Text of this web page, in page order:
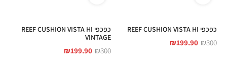
כפכפי REEF CUSHION VISTA HI
₪300
₪199.90
כפכפי REEF CUSHION VISTA HI
VINTAGE
₪300
₪199.90